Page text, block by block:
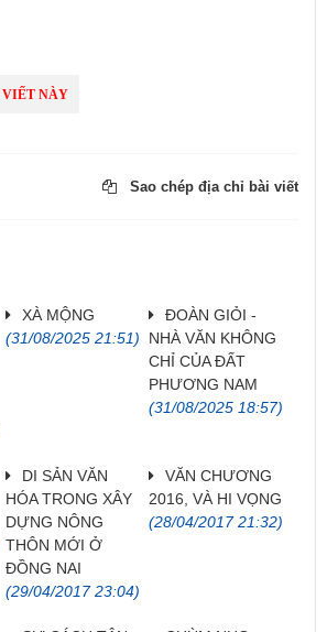
NÀY
Sao chép địa chỉ bài viết
XÀ MỘNG
(31/08/2025 21:51)
ĐOÀN GIỎI -
NHÀ VĂN KHÔNG
CHỈ CỦA ĐẤT
PHƯƠNG NAM
(31/08/2025 18:57)
DI SẢN VĂN
HÓA TRONG XÂY
DỰNG NÔNG
THÔN MỚI Ở
ĐỒNG NAI
(29/04/2017 23:04)
VĂN CHƯƠNG
2016, VÀ HI VỌNG
(28/04/2017 21:32)